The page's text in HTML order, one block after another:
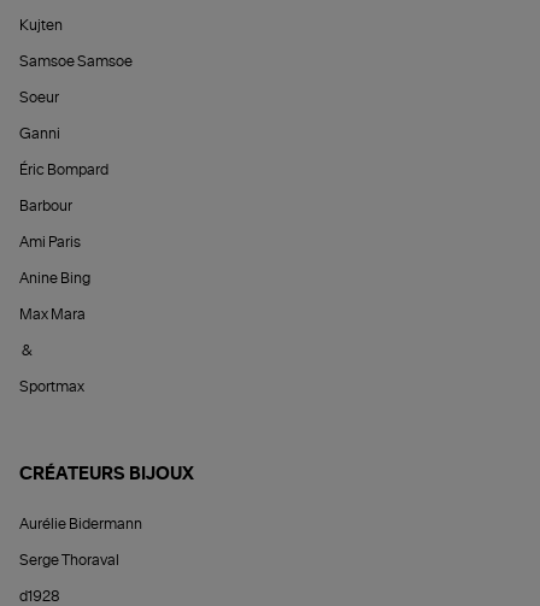
Kujten
Samsoe Samsoe
Soeur
Ganni
Éric Bompard
Barbour
Ami Paris
Anine Bing
Max Mara
&
Sportmax
CRÉATEURS BIJOUX
Aurélie Bidermann
Serge Thoraval
d1928